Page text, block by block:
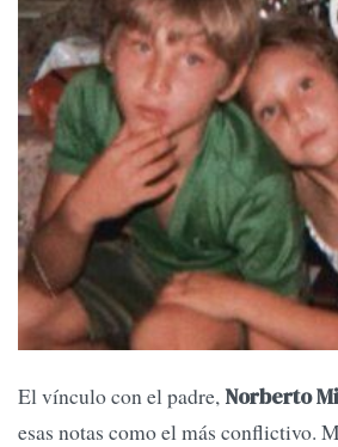
El vínculo con el padre,Norberto
esas notas como el más conflictivo.